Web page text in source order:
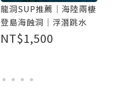
龍洞SUP推薦｜海陸兩棲
登島海蝕洞｜浮潛跳水
NT$1,500